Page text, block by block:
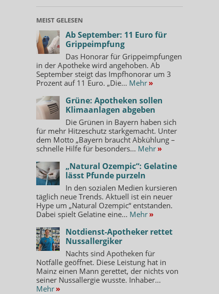
MEIST GELESEN
Ab September: 11 Euro für
Grippeimpfung
Das Honorar für Grippeimpfungen
in der Apotheke wird angehoben. Ab
September steigt das Impfhonorar um 3
Prozent auf 11 Euro. „Die... Mehr »
Grüne: Apotheken sollen
Klimaanlagen abgeben
Die Grünen in Bayern haben sich
für mehr Hitzeschutz starkgemacht. Unter
dem Motto „Bayern braucht Abkühlung –
schnelle Hilfe für besonders... Mehr »
„Natural Ozempic“: Gelatine
lässt Pfunde purzeln
In den sozialen Medien kursieren
täglich neue Trends. Aktuell ist ein neuer
Hype um „Natural Ozempic“ entstanden.
Dabei spielt Gelatine eine... Mehr »
Notdienst-Apotheker rettet
Nussallergiker
Nachts sind Apotheken für
Notfälle geöffnet. Diese Leistung hat in
Mainz einen Mann gerettet, der nichts von
seiner Nussallergie wusste. Inhaber...
Mehr »